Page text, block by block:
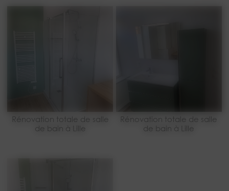
Rénovation totale de salle
de bain à Lille
Rénovation totale de salle
de bain à Lille